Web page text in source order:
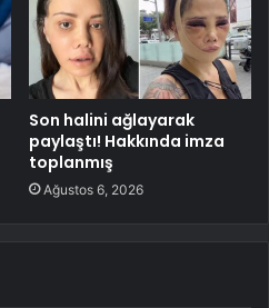
Son halini ağlayarak
paylaştı! Hakkında imza
toplanmış
Ağustos 6, 2026